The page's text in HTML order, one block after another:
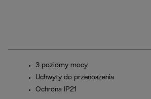
3 poziomy mocy
Uchwyty do przenoszenia
Ochrona IP21